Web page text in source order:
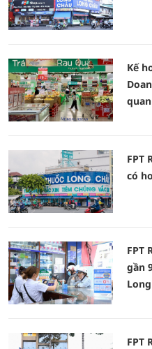
Kế
quan
FPT
có
FPT
gần
FPT